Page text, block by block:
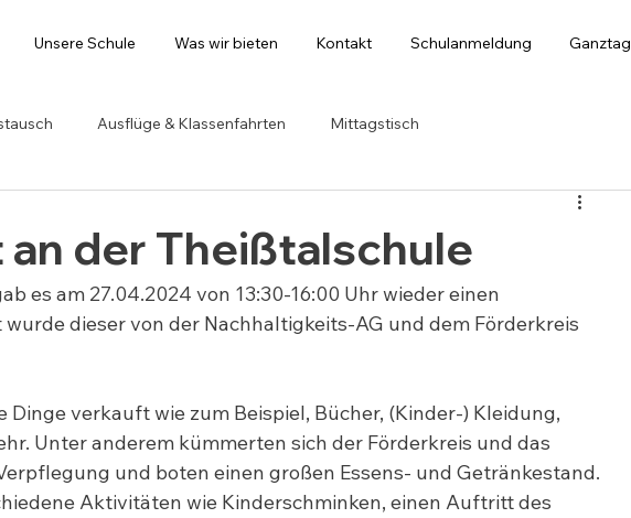
Unsere Schule Was wir bieten Kontakt Schulanmeldung Ganztag
Ausflüge & Klassenfahrten Mittagstisch
der Theißtalschule
es am 27.04.2024 von 13:30-16:00 Uhr wieder einen
dieser von der Nachhaltigkeits-AG und dem Förderkreis
Dinge verkauft wie zum Beispiel, Bücher, (Kinder-) Kleidung,
Unter anderem kümmerten sich der Förderkreis und das
und boten einen großen Essens- und Getränkestand.
Aktivitäten wie Kinderschminken, einen Auftritt des